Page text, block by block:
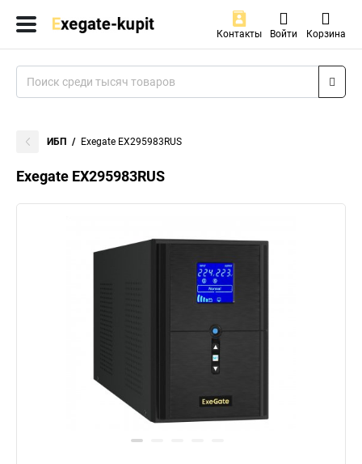
Контакты Войти Корзина
ИБП Exegate EX295983RUS
Exegate EX295983RUS